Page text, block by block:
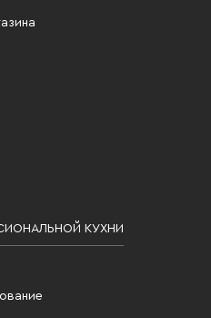
КУХНИ